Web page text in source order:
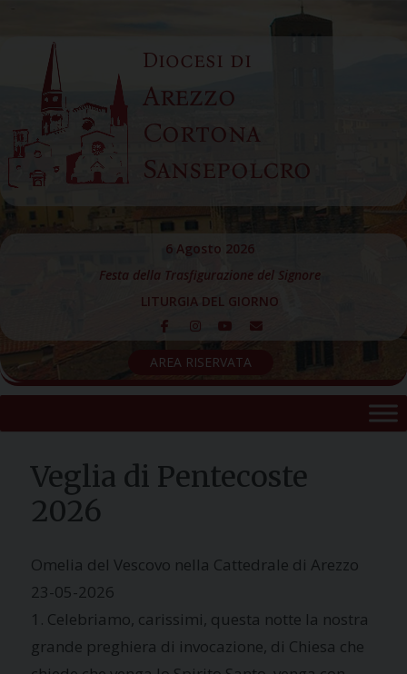
content
Diocesi di
Arezzo
Cortona
Sansepolcro
6 Agosto 2026
Festa della Trasfigurazione del Signore
LITURGIA DEL GIORNO
AREA RISERVATA
Veglia di Pentecoste
2026
Omelia del Vescovo nella Cattedrale di Arezzo
23-05-2026
1. Celebriamo, carissimi, questa notte la nostra
grande preghiera di invocazione, di Chiesa che